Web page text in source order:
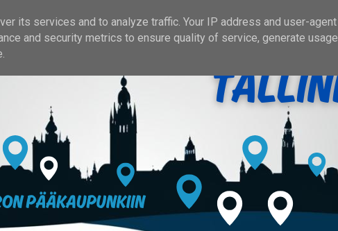
its services and to analyze traffic. Your IP address and user-agent
and security metrics to ensure quality of service, generate usage